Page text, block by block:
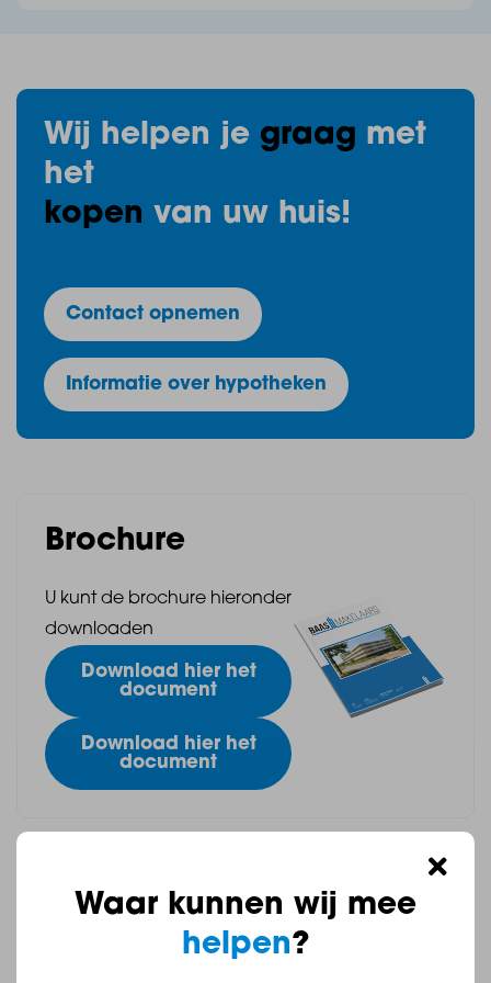
Wasruimte, v.v. betonnen vloer gedekt met pvc,
stucwerk wanden wanden, afgewerkt dakschild, c.v.-
unit, aansluiting voor wasmachine en droger en
berging ruimte.
ruimte en walk in closet.
Bijzonderheden m.b.t. verhuur:
- De huurprijs is ex. gas, water, licht;
- De waarborgsom betreft 2 maanden huur;
- Het toewijzen van de huurwoning wordt in
samenspraak met de verhuurder gedaan.
Bijzonderheden woning:
Wij helpen je graag met
het
kopen van uw huis!
Contact opnemen
Informatie over hypotheken
Brochure
U kunt de brochure hieronder
downloaden
Download hier het
document
Download hier het
document
Reageren op dit huis
Waar kunnen wij mee
helpen?